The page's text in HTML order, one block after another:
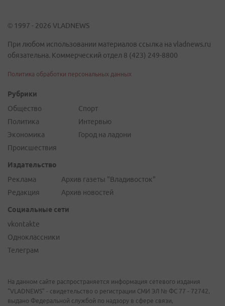
© 1997 - 2026 VLADNEWS
При любом использовании материалов ссылка на vladnews.ru
обязательна. Коммерческий отдел 8 (423) 249-8800
Политика обработки персональных данных
Рубрики
Общество
Политика
Экономика
Происшествия
Спорт
Интервью
Город на ладони
Издательство
Реклама
Редакция
Архив газеты "Владивосток"
Архив новостей
Социальные сети
vkontakte
Одноклассники
Телеграм
На данном сайте распространяется информация сетевого издания
"VLADNEWS" - свидетельство о регистрации СМИ ЭЛ № ФС 77 - 72742,
выдано Федеральной службой по надзору в сфере связи,